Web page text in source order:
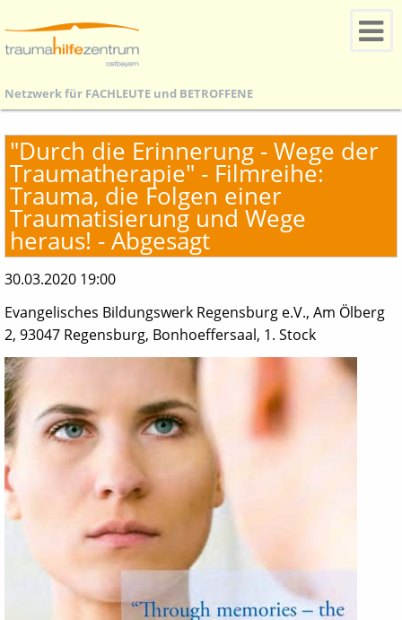
Netzwerk für FACHLEUTE und BETROFFENE
"Durch die Erinnerung - Wege der
Traumatherapie" - Filmreihe:
Trauma, die Folgen einer
Traumatisierung und Wege
heraus! - Abgesagt
30.03.2020 19:00
Evangelisches Bildungswerk Regensburg e.V., Am Ölberg
2, 93047 Regensburg, Bonhoeffersaal, 1. Stock